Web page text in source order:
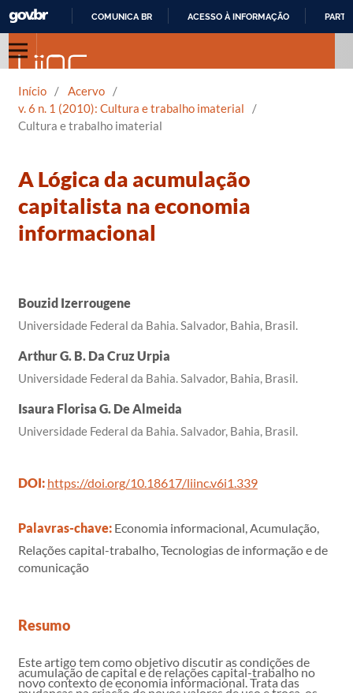
COMUNICA BR ACESSO À INFORMAÇÃO
Início / Acervo
/
v. 6 n. 1 (2010): Cultura e trabalho imaterial
/
Cultura e trabalho imaterial
A Lógica da acumulação
capitalista na economia
informacional
Bouzid Izerrougene
Universidade Federal da Bahia. Salvador, Bahia, Brasil.
Arthur G. B. Da Cruz Urpia
Universidade Federal da Bahia. Salvador, Bahia, Brasil.
Isaura Florisa G. De Almeida
Universidade Federal da Bahia. Salvador, Bahia, Brasil.
DOI: https://doi.org/10.18617/liinc.v6i1.339
Palavras-chave: Economia informacional, Acumulação,
Relações capital-trabalho, Tecnologias de informação e de
comunicação
Resumo
Este artigo tem como objetivo discutir as condições de
acumulação de capital e de relações capital-trabalho no
novo contexto de economia informacional. Trata das